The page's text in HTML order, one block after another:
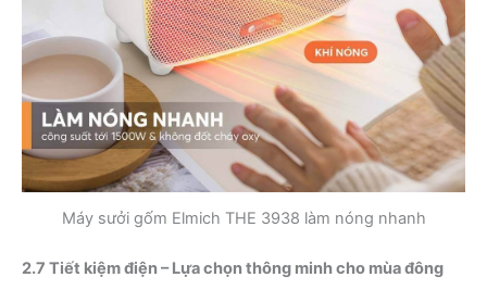
Máy sưởi gốm Elmich THE 3938 làm nóng nhanh
2.7 Tiết kiệm điện – Lựa chọn thông minh cho mùa đông